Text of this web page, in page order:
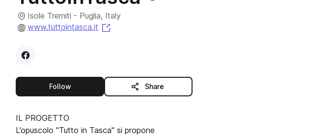
Isole Tremiti - Puglia, Italy
www.tuttointasca.it
Visit
Followthis publisher Share
IL PROGETTO
L’opuscolo "Tutto in Tasca" si propone